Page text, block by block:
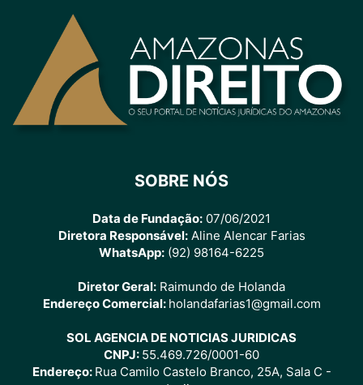
SOBRE NÓS
Data de Fundação: 07/06/2021
Diretora Responsável:Aline Alencar Farias
WhatsApp: (92) 98164-6225
Diretor Geral: Raimundo de Holanda
Endereço Comercial: holandafarias1@gmail.com
SOL AGENCIA DE NOTICIAS JURIDICAS
CNPJ: 55.469.726/0001-60
Endereço: Rua Camilo Castelo Branco, 25A, Sala C -